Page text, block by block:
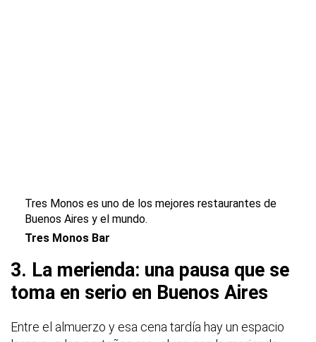
Tres Monos es uno de los mejores restaurantes de
Buenos Aires y el mundo.
Tres Monos Bar
3. La merienda: una pausa que se
toma en serio en Buenos Aires
Entre el almuerzo y esa cena tardía hay un espacio